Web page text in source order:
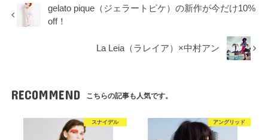
gelato pique（ジェラートピケ）の新作が今だけ10%
off！
La Leia（ラレイア）×中村アン
RECOMMEND こちらの記事も人気です。
スナイデル アングリッド